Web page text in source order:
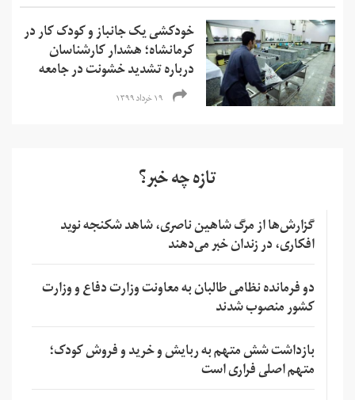
خودکشی یک جانباز و کودک کار در
کرمانشاه؛‌ هشدار کارشناسان
درباره تشدید خشونت در جامعه
۱۹ خرداد ۱۳۹۹
تازه چه خبر؟
گزارش‌ها از مرگ شاهین ناصری، شاهد شکنجه نوید
افکاری، در زندان خبر می‌دهند
دو فرمانده نظامی طالبان به معاونت وزارت دفاع و وزارت
کشور منصوب شدند
بازداشت شش متهم به ربایش و خرید و فروش کودک؛
متهم اصلی فراری است